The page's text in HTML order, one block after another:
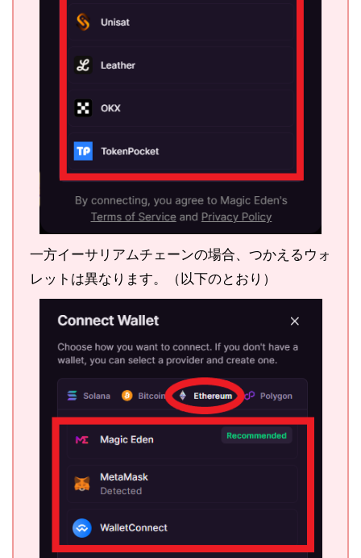
一方イーサリアムチェーンの場合、つかえるウォ
レットは異なります。（以下のとおり）